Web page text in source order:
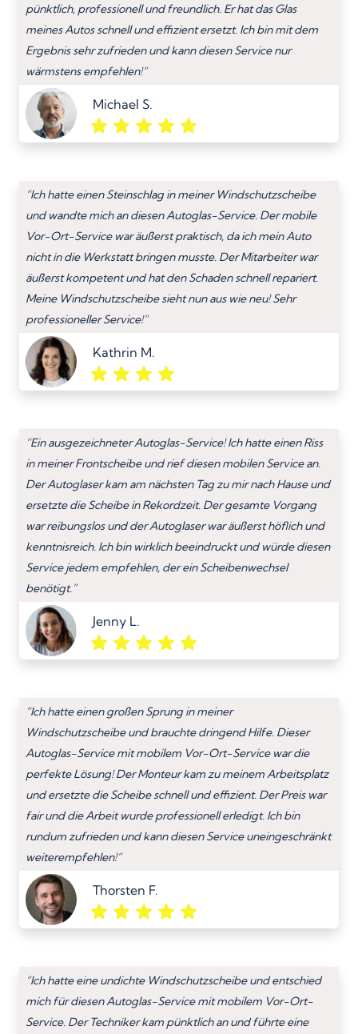
pünktlich, professionell und freundlich. Er hat das Glas
meines Autos schnell und effizient ersetzt. Ich bin mit dem
Ergebnis sehr zufrieden und kann diesen Service nur
wärmstens empfehlen!”
Michael S.
“Ich hatte einen Steinschlag in meiner Windschutzscheibe
und wandte mich an diesen Autoglas-Service. Der mobile
Vor-Ort-Service war äußerst praktisch, da ich mein Auto
nicht in die Werkstatt bringen musste. Der Mitarbeiter war
äußerst kompetent und hat den Schaden schnell repariert.
Meine Windschutzscheibe sieht nun aus wie neu! Sehr
professioneller Service!”
Kathrin M.
“Ein ausgezeichneter Autoglas-Service! Ich hatte einen Riss
in meiner Frontscheibe und rief diesen mobilen Service an.
Der Autoglaser kam am nächsten Tag zu mir nach Hause und
ersetzte die Scheibe in Rekordzeit. Der gesamte Vorgang
war reibungslos und der Autoglaser war äußerst höflich und
kenntnisreich. Ich bin wirklich beeindruckt und würde diesen
Service jedem empfehlen, der ein Scheibenwechsel
benötigt.”
Jenny L.
“Ich hatte einen großen Sprung in meiner
Windschutzscheibe und brauchte dringend Hilfe. Dieser
Autoglas-Service mit mobilem Vor-Ort-Service war die
perfekte Lösung! Der Monteur kam zu meinem Arbeitsplatz
und ersetzte die Scheibe schnell und effizient. Der Preis war
fair und die Arbeit wurde professionell erledigt. Ich bin
rundum zufrieden und kann diesen Service uneingeschränkt
weiterempfehlen!”
Thorsten F.
“Ich hatte eine undichte Windschutzscheibe und entschied
mich für diesen Autoglas-Service mit mobilem Vor-Ort-
Service. Der Techniker kam pünktlich an und führte eine